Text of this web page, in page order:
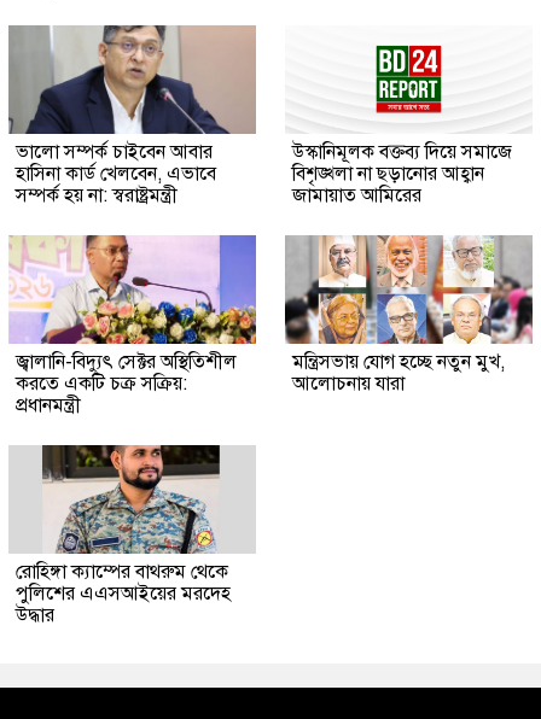
ভালো সম্পর্ক চাইবেন আবার
হাসিনা কার্ড খেলবেন, এভাবে
সম্পর্ক হয় না: স্বরাষ্ট্রমন্ত্রী
উস্কানিমূলক বক্তব্য দিয়ে সমাজে
বিশৃঙ্খলা না ছড়ানোর আহ্বান
জামায়াত আমিরের
জ্বালানি-বিদ্যুৎ সেক্টর অস্থিতিশীল
করতে একটি চক্র সক্রিয়:
প্রধানমন্ত্রী
মন্ত্রিসভায় যোগ হচ্ছে নতুন মুখ,
আলোচনায় যারা
রোহিঙ্গা ক্যাম্পের বাথরুম থেকে
পুলিশের এএসআইয়ের মরদেহ
উদ্ধার